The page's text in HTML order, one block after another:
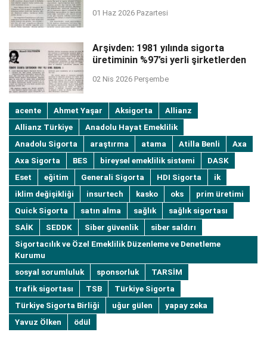
01 Haz 2026 Pazartesi
Arşivden: 1981 yılında sigorta
üretiminin %97’si yerli şirketlerden
02 Nis 2026 Perşembe
acente Ahmet Yaşar Aksigorta
Allianz
Allianz Türkiye
Anadolu Hayat Emeklilik
Anadolu Sigorta
araştırma atama Atilla Benli
Axa
Axa Sigorta
BES bireysel emeklilik sistemi
DASK
Eset
eğitim Generali Sigorta HDI Sigorta
ik
iklim değişikliği
insurtech kasko oks
prim üretimi
Quick Sigorta
satın alma sağlık
sağlık sigortası
SAİK
SEDDK Siber güvenlik
siber saldırı
Sigortacılık ve Özel Emeklilik Düzenleme ve Denetleme
Kurumu
sosyal sorumluluk
sponsorluk
TARSİM
trafik sigortası
TSB
Türkiye Sigorta
Türkiye Sigorta Birliği
uğur gülen
yapay zeka
Yavuz Ölken
ödül